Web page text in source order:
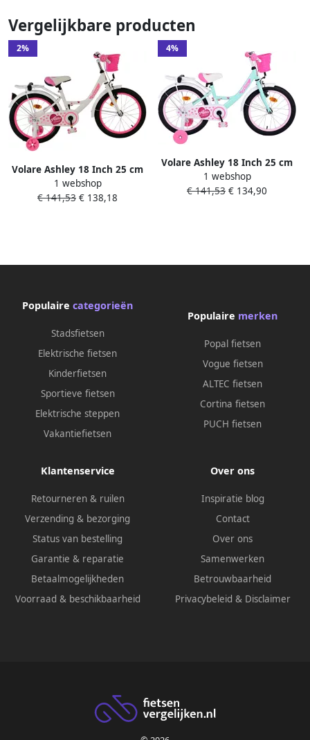
Vergelijkbare producten
2%
Volare Ashley 18 Inch 25 cm
Meisjes Terugtraprem Wit
Roze
1 webshop
€ 141,53 € 138,18
4%
Volare Ashley 18 Inch 25 cm
Meisjes Terugtraprem
Mintgroen Wit
1 webshop
€ 141,53 € 134,90
Populaire categorieën
Stadsfietsen
Elektrische fietsen
Kinderfietsen
Sportieve fietsen
Elektrische steppen
Vakantiefietsen
Populaire merken
Popal fietsen
Vogue fietsen
ALTEC fietsen
Cortina fietsen
PUCH fietsen
Klantenservice
Retourneren & ruilen
Verzending & bezorging
Status van bestelling
Garantie & reparatie
Betaalmogelijkheden
Voorraad & beschikbaarheid
Over ons
Inspiratie blog
Contact
Over ons
Samenwerken
Betrouwbaarheid
Privacybeleid & Disclaimer